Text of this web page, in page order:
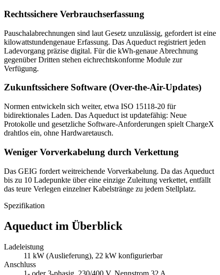
Rechtssichere Verbrauchserfassung
Pauschalabrechnungen sind laut Gesetz unzulässig, gefordert ist eine
kilowattstundengenaue Erfassung. Das Aqueduct registriert jeden
Ladevorgang präzise digital. Für die kWh-genaue Abrechnung
gegenüber Dritten stehen eichrechtskonforme Module zur
Verfügung.
Zukunftssichere Software (Over-the-Air-Updates)
Normen entwickeln sich weiter, etwa ISO 15118-20 für
bidirektionales Laden. Das Aqueduct ist updatefähig: Neue
Protokolle und gesetzliche Software-Anforderungen spielt ChargeX
drahtlos ein, ohne Hardwaretausch.
Weniger Vorverkabelung durch Verkettung
Das GEIG fordert weitreichende Vorverkabelung. Da das Aqueduct
bis zu 10 Ladepunkte über eine einzige Zuleitung verkettet, entfällt
das teure Verlegen einzelner Kabelstränge zu jedem Stellplatz.
Spezifikation
Aqueduct im Überblick
Ladeleistung
11 kW (Auslieferung), 22 kW konfigurierbar
Anschluss